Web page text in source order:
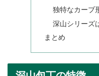
独特なカーブ
深山シリーズ
まとめ